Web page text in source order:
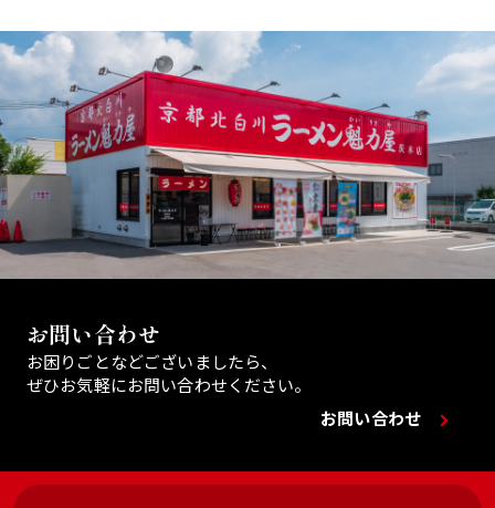
お問い合わせ
お困りごとなどございましたら、
ぜひお気軽にお問い合わせください。
お問い合わせ